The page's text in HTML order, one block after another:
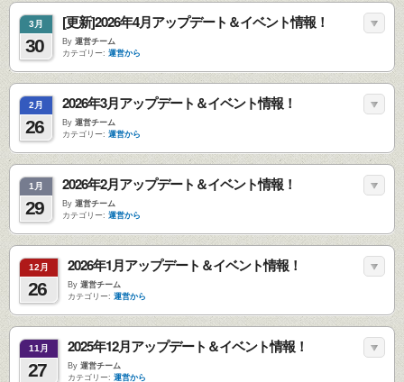
3月
30
[更新]2026年4月アップデート＆イベント情報！
By 運営チーム
カテゴリー: 運営から
2月
26
2026年3月アップデート＆イベント情報！
By 運営チーム
カテゴリー: 運営から
1月
29
2026年2月アップデート＆イベント情報！
By 運営チーム
カテゴリー: 運営から
12月
26
2026年1月アップデート＆イベント情報！
By 運営チーム
カテゴリー: 運営から
11月
27
2025年12月アップデート＆イベント情報！
By 運営チーム
カテゴリー: 運営から